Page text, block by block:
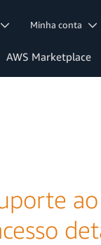
Minha conta
AWS Marketplace